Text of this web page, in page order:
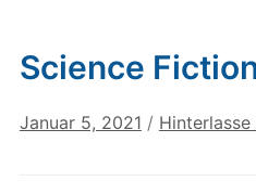
Science
Januar 5, 2021 /